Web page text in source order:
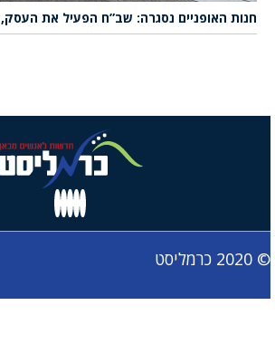
חנות האופניים נסגרה: שב”ח הפעיל את
© 2020 כרמליסט